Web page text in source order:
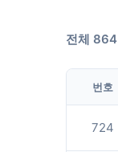
전체 864
번호
724